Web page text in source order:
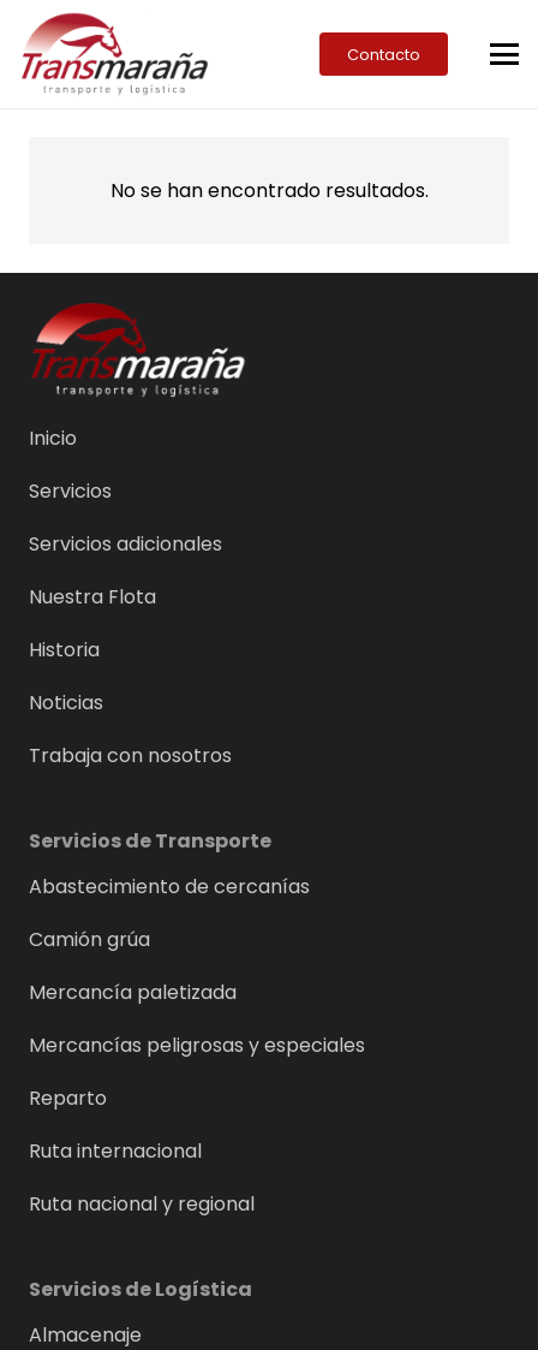
Contacto
No se han encontrado resultados.
Inicio
Servicios
Servicios adicionales
Nuestra Flota
Historia
Noticias
Trabaja con nosotros
Servicios de Transporte
Abastecimiento de cercanías
Camión grúa
Mercancía paletizada
Mercancías peligrosas y especiales
Reparto
Ruta internacional
Ruta nacional y regional
Servicios de Logística
Almacenaje